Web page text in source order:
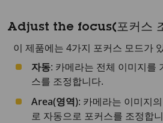
Adjust the focus(포커스
이 제품에는 4가지 포커스 모드가
자동: 카메라는 전체 이미지를
스를 조정합니다.
Area(영역): 카메라는 이미지
로 자동으로 포커스를 조정합